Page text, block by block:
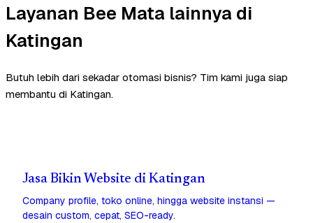
Layanan Bee Mata lainnya di
Katingan
Butuh lebih dari sekadar otomasi bisnis? Tim kami juga siap
membantu di Katingan.
Jasa Bikin Website di Katingan
Company profile, toko online, hingga website instansi —
desain custom, cepat, SEO-ready.